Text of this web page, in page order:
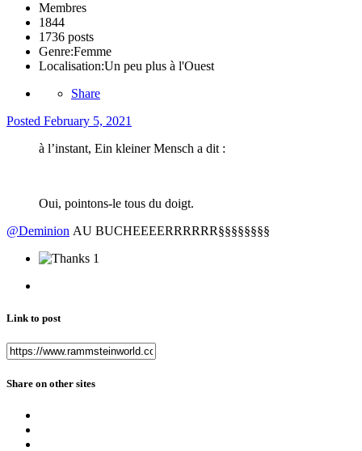
Membres
1844
1736 posts
Genre:Femme
Localisation:Un peu plus à l'Ouest
Share
Posted February 5, 2021
à l’instant, Ein kleiner Mensch a dit :
Oui, pointons-le tous du doigt.
@Deminion AU BUCHEEEERRRRRR§§§§§§§§
1
Link to post
Share on other sites